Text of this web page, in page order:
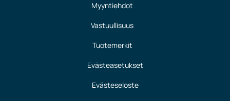
Myyntiehdot
Vastuullisuus
Tuotemerkit
Evästeasetukset
Evästeseloste